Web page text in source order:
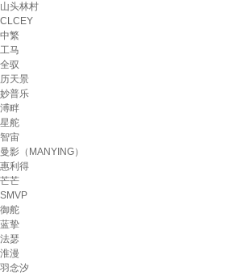
山头林村
CLCEY
中繁
工马
全驭
历天景
妙普乐
溥畔
星舵
智宙
曼影（MANYING）
惠利得
芒芒
SMVP
御舵
蓝挚
法瑟
淮漫
羽念汐